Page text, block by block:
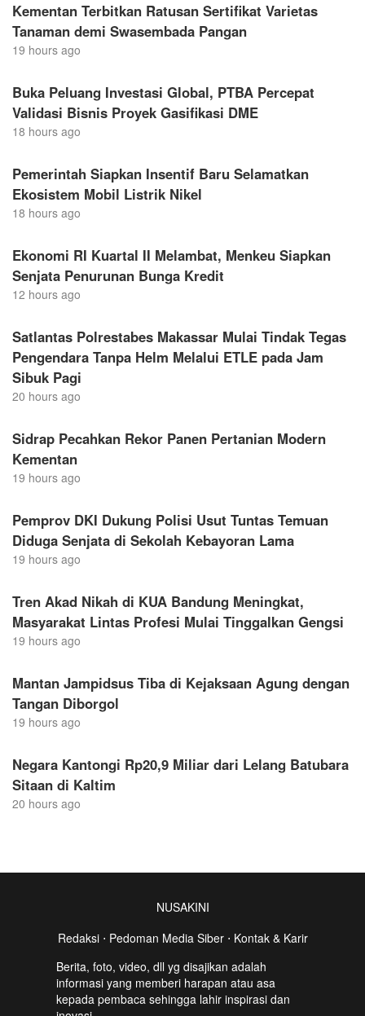
Kementan Terbitkan Ratusan Sertifikat Varietas
Tanaman demi Swasembada Pangan
19 hours ago
Buka Peluang Investasi Global, PTBA Percepat
Validasi Bisnis Proyek Gasifikasi DME
18 hours ago
Pemerintah Siapkan Insentif Baru Selamatkan
Ekosistem Mobil Listrik Nikel
18 hours ago
Ekonomi RI Kuartal II Melambat, Menkeu Siapkan
Senjata Penurunan Bunga Kredit
12 hours ago
Satlantas Polrestabes Makassar Mulai Tindak Tegas
Pengendara Tanpa Helm Melalui ETLE pada Jam
Sibuk Pagi
20 hours ago
Sidrap Pecahkan Rekor Panen Pertanian Modern
Kementan
19 hours ago
Pemprov DKI Dukung Polisi Usut Tuntas Temuan
Diduga Senjata di Sekolah Kebayoran Lama
19 hours ago
Tren Akad Nikah di KUA Bandung Meningkat,
Masyarakat Lintas Profesi Mulai Tinggalkan Gengsi
19 hours ago
Mantan Jampidsus Tiba di Kejaksaan Agung dengan
Tangan Diborgol
19 hours ago
Negara Kantongi Rp20,9 Miliar dari Lelang Batubara
Sitaan di Kaltim
20 hours ago
NUSAKINI
Redaksi⋅ Pedoman Media Siber⋅ Kontak & Karir
Berita, foto, video, dll yg disajikan adalah
informasi yang memberi harapan atau asa
kepada pembaca sehingga lahir inspirasi dan